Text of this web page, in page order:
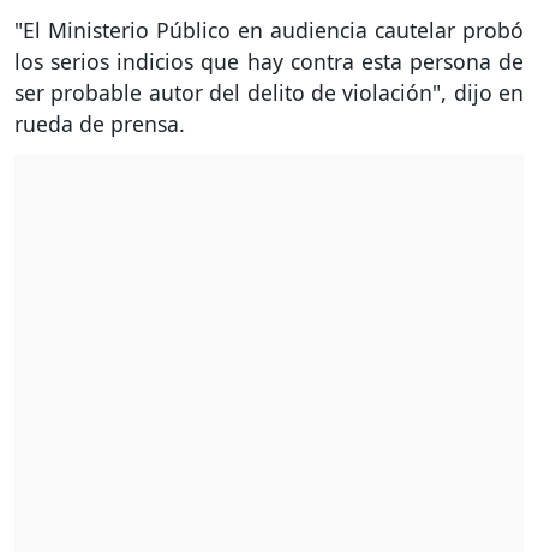
"El Ministerio Público en audiencia cautelar probó
los serios indicios que hay contra esta persona de
ser probable autor del delito de violación", dijo en
rueda de prensa.